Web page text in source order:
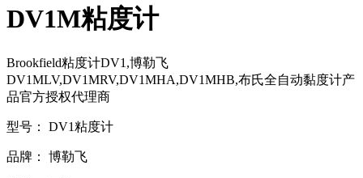
DV1M粘度计
Brookfield粘度计DV1,博勒飞
DV1MLV,DV1MRV,DV1MHA,DV1MHB,布氏全自动黏度计产
品官方授权代理商
型号： DV1粘度计
品牌： 博勒飞